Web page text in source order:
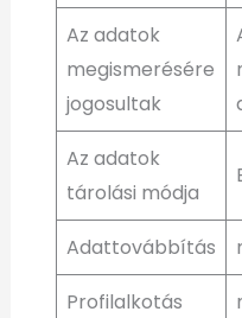
Az adatok
megismerésére
jogosultak
Az adatok
tárolási módja
Adattovábbítás
Profilalkotás